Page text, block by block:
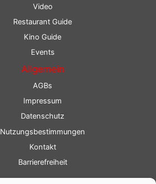
Video
Restaurant Guide
Kino Guide
Events
Allgemein
AGBs
Impressum
Datenschutz
Nutzungsbestimmungen
Kontakt
Barrierefreiheit